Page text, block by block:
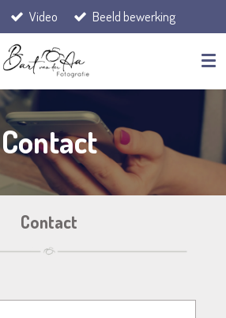
Video Beeld bewerking
Contact
Contact